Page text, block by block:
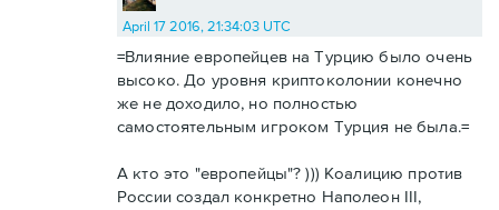
April 17 2016, 21:34:03 UTC
=Влияние европейцев на Турцию было очень
высоко. До уровня криптоколонии конечно
же не доходило, но полностью
самостоятельным игроком Турция не была.=
А кто это "европейцы"? ))) Коалицию против
России создал конкретно Наполеон III,